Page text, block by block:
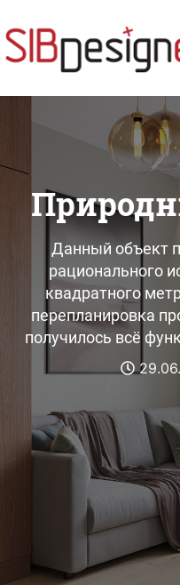
Данный объект
рационального
квадратного
перепланировка
получилось всё